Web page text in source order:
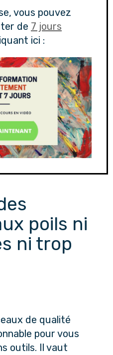
vous pouvez
de 7 jours
ici :
poils ni
ni trop
de qualité
pour vous
outils. Il vaut